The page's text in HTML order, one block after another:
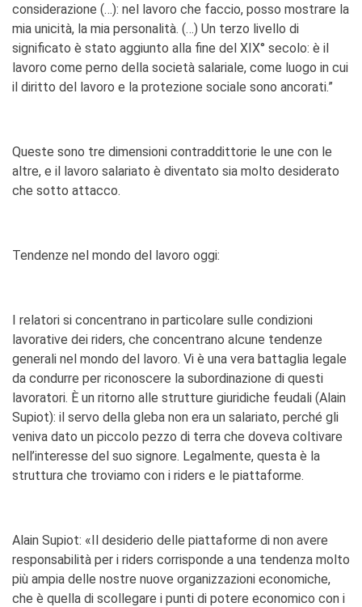
considerazione (…): nel lavoro che faccio, posso mostrare la
mia unicità, la mia personalità. (…) Un terzo livello di
significato è stato aggiunto alla fine del XIX° secolo: è il
lavoro come perno della società salariale, come luogo in cui
il diritto del lavoro e la protezione sociale sono ancorati.”
Queste sono tre dimensioni contraddittorie le une con le
altre, e il lavoro salariato è diventato sia molto desiderato
che sotto attacco.
Tendenze nel mondo del lavoro oggi:
I relatori si concentrano in particolare sulle condizioni
lavorative dei riders, che concentrano alcune tendenze
generali nel mondo del lavoro. Vi è una vera battaglia legale
da condurre per riconoscere la subordinazione di questi
lavoratori. È un ritorno alle strutture giuridiche feudali (Alain
Supiot): il servo della gleba non era un salariato, perché gli
veniva dato un piccolo pezzo di terra che doveva coltivare
nell’interesse del suo signore. Legalmente, questa è la
struttura che troviamo con i riders e le piattaforme.
Alain Supiot: «Il desiderio delle piattaforme di non avere
responsabilità per i riders corrisponde a una tendenza molto
più ampia delle nostre nuove organizzazioni economiche,
che è quella di scollegare i punti di potere economico con i